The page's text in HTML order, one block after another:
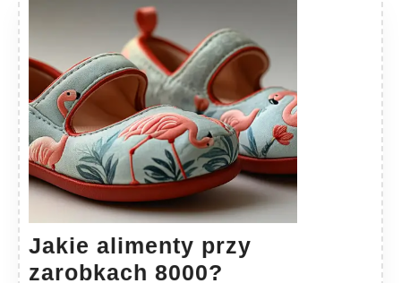
Jakie alimenty przy
zarobkach 8000?